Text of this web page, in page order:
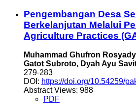
Pengembangan Desa
Berkelanjutan Melalui
Agriculture Practices
Muhammad Ghufron
Gatot Subroto, Dyah Ayu
279-283
DOI: https://doi.org/10.54259/
Abstract Views: 988
PDF